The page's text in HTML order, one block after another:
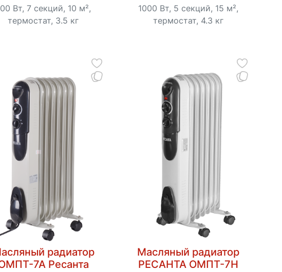
Вт, 7 секций, 10 м²,
термостат, 3.5 кг
1000 Вт, 5 секций, 15 м²,
термостат, 4.3 кг
радиатор
7А Ресанта
Масляный радиатор
РЕСАНТА ОМПТ-7Н